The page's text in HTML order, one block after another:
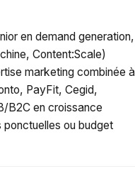
en demand generation,
Content:Scale)
marketing combinée à
PayFit, Cegid,
B2C en croissance
ou budget